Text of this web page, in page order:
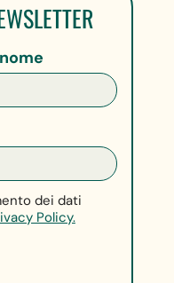
dei dati
Policy.